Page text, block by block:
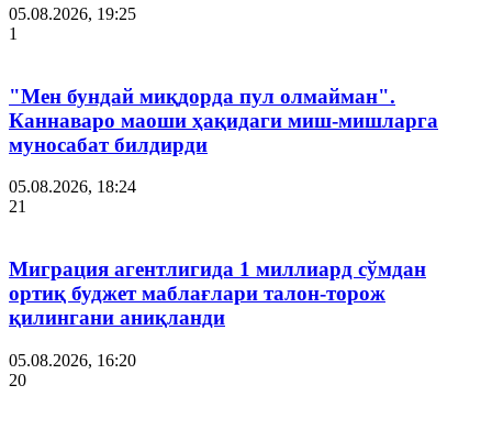
05.08.2026, 19:25
1
"Мен бундай миқдорда пул олмайман".
Каннаваро маоши ҳақидаги миш-мишларга
муносабат билдирди
05.08.2026, 18:24
21
Миграция агентлигида 1 миллиард сўмдан
ортиқ буджет маблағлари талон-торож
қилингани аниқланди
05.08.2026, 16:20
20